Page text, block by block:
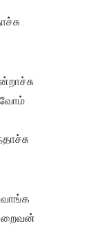
வாங்க